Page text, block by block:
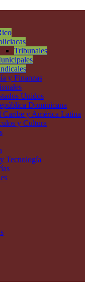
Tribunales
y Finanzas
Unidos
Dominicana
Caribe y América Latina
y Cultura
Tecnología